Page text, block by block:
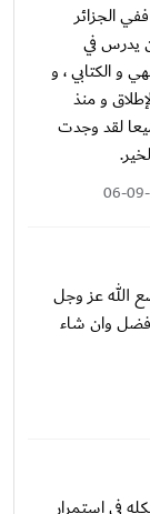
الجزائر
يدرس في
و الكتابي ، و
و منذ
لقد وجدت
06-
الله عز وجل
وان شاء
في استمرار